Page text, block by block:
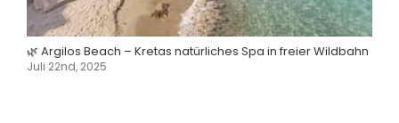
🌿 Argilos Beach – Kretas natürliches Spa in freier Wildbahn
Juli 22nd, 2025